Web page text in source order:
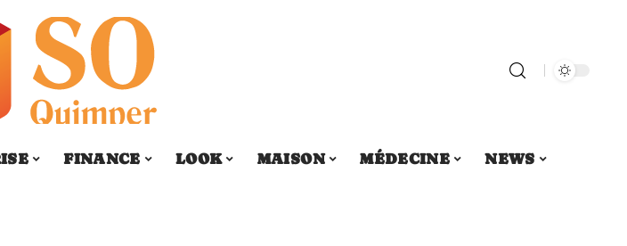
FINANCE LOOK MAISON MÉDECINE
NEWS